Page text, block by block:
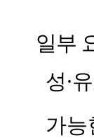
일부
성·
가능